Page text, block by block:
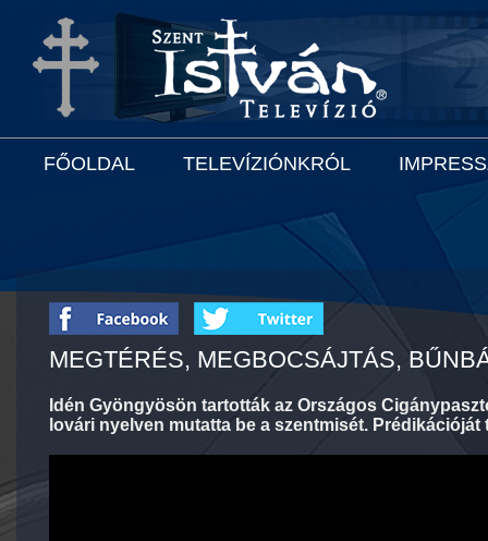
FŐOLDAL TELEVÍZIÓNKRÓL
MEGTÉRÉS, MEGBOCSÁJTÁS,
Idén Gyöngyösön tartották az Országos
lovári nyelven mutatta be a szentmisét.